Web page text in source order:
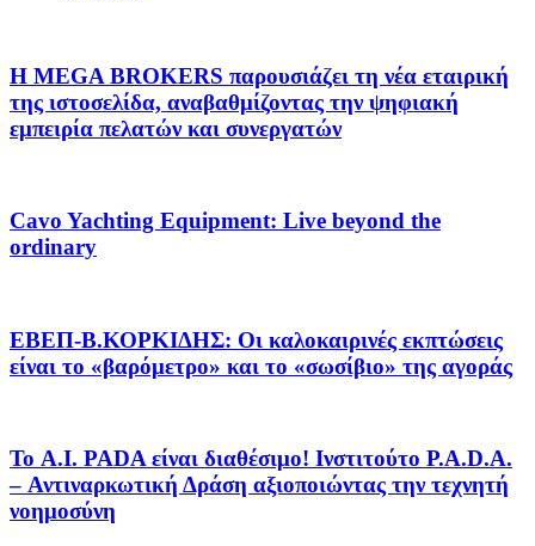
Η MEGA BROKERS παρουσιάζει τη νέα εταιρική
της ιστοσελίδα, αναβαθμίζοντας την ψηφιακή
εμπειρία πελατών και συνεργατών
Cavo Yachting Equipment: Live beyond the
ordinary
EΒΕΠ-Β.ΚΟΡΚΙΔΗΣ: Οι καλοκαιρινές εκπτώσεις
είναι το «βαρόμετρο» και το «σωσίβιο» της αγοράς
Το A.I. PADA είναι διαθέσιμο! Ινστιτούτο P.A.D.A.
– Αντιναρκωτική Δράση αξιοποιώντας την τεχνητή
νοημοσύνη